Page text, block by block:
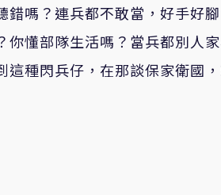
錯嗎？連兵都不敢當，好手好
你懂部隊生活嗎？當兵都別人
這種閃兵仔，在那談保家衛國